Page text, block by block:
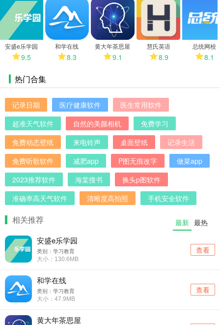
多
安盛e乐学园
9.5
和学在线
8.3
黄大年茶思屋
9.1
慧氏英语
8.9
总统网校
8.1
热门合集
记录日期 医疗健康软件
医生常用软件
超准天气软件
自然的美颜相机
免费学习
免费动态壁纸
来电铃声 桌面壁纸
记录生活
免费听歌软件
减肥app P图无痕改字
做菜app
2023推荐软件
海棠搜书
换头p图软件
准确率高天气软件
清晰度高拍照 手机安全软件
相关推荐 最新 最热
安盛e乐学园
类别：学习教育
大小：130.6MB
查看
和学在线
类别：学习教育
大小：47.9MB
查看
黄大年茶思屋